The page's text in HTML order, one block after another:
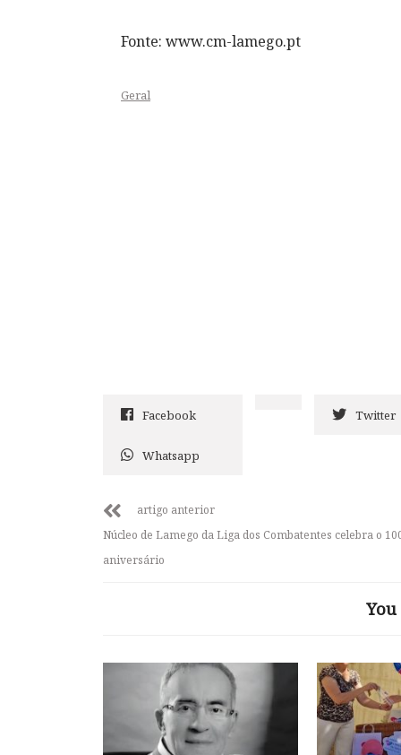
Fonte: www.cm-lamego.pt
Geral
Facebook Twitter
Whatsapp
artigo anterior
Núcleo de Lamego da Liga dos Combatentes celebra o
aniversário